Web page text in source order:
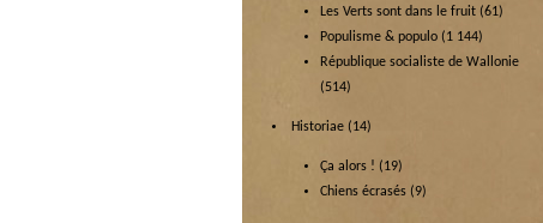
Les Verts sont dans le fruit (61)
Populisme & populo (1 144)
République socialiste de Wallonie
(514)
Historiae (14)
Ça alors ! (19)
Chiens écrasés (9)